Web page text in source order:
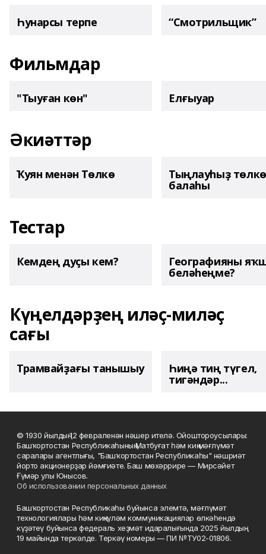
Һунарсы терпе “Смотрильщик”
Фильмдар
"Тыуған көн" Елғыуар
Әкиәттәр
Ҡуян менән Төлкө Тыңлауһыҙ төлкө
балаһы
Тестар
Кемдең дуҫы кем? Географияны
беләһеңме?
Күңелдәрҙең иләҫ-миләҫ
сағы
Трамвайҙағы танышыу Һиңә тиң түгел,
тигәндәр...
© 1930 йылдың 12 февраленән нәшер ителә. Ойоштороусылары:
Башҡортостан Республикаһының Матбуғат һәм киң мәғлүмәт
саралары агентлығы, "Башҡортостан Республикаһы" нәшриәт
йорто акционерҙар йәмғиәте. Баш мөхәррире — Мирсәйет
Ғүмәр улы Юнысов.
Об использовании персональных данных
Башҡортостан Республикаһы буйынса элемтә, мәғлүмәт
технологиялары һәм киңкүләм коммуникациялар өлкәһендә
күҙәтеү буйынса федераль хеҙмәт идаралығында 2025 йылдың
19 майында теркәлде. Теркәү номеры — ПИ №ТУ02-01806.